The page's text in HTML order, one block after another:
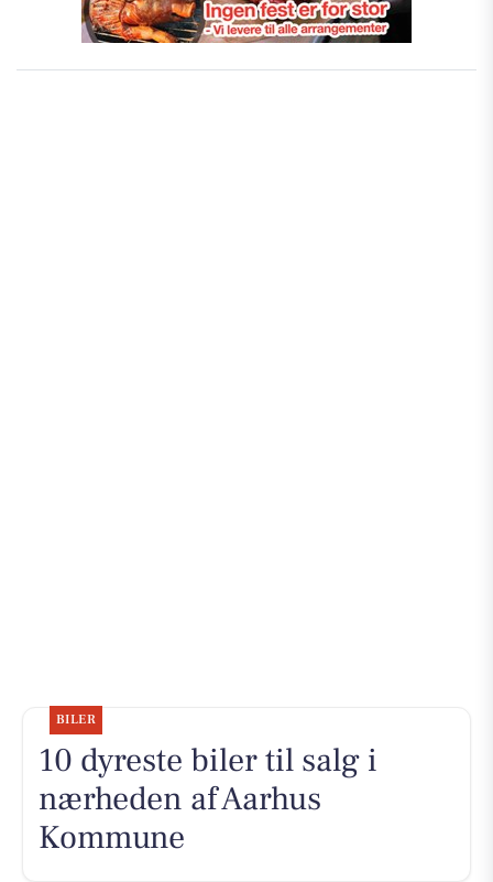
BILER
10 dyreste biler til salg i
nærheden af Aarhus
Kommune